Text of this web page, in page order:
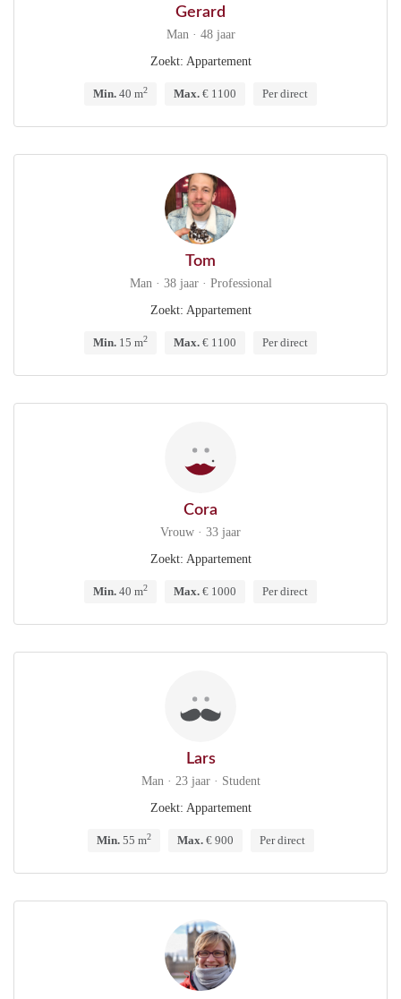
Gerard
Man · 48 jaar
Zoekt: Appartement
Min. 40 m2 Max. € 1100 Per direct
Tom
Man · 38 jaar · Professional
Zoekt: Appartement
Min. 15 m2 Max. € 1100 Per direct
Cora
Vrouw · 33 jaar
Zoekt: Appartement
Min. 40 m2 Max. € 1000 Per direct
Lars
Man · 23 jaar · Student
Zoekt: Appartement
Min.55 m2 Max.€ 900 Per direct